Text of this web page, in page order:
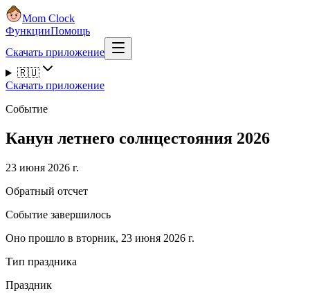
Mom Clock
ФункцииПомощь
Скачать приложение
🇷🇺
Скачать приложение
Событие
Канун летнего солнцестояния 2026
23 июня 2026 г.
Обратный отсчет
Событие завершилось
Оно прошло в вторник, 23 июня 2026 г.
Тип праздника
Праздник